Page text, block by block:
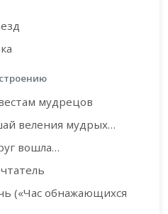
мудрецов
веления мудрых…
вошла…
(«Час обнажающихся